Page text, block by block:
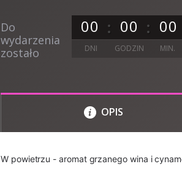
Do
wydarzenia
zostało
00 00 00
DNI GODZIN MIN.
OPIS
W powietrzu - aromat grzanego wina i